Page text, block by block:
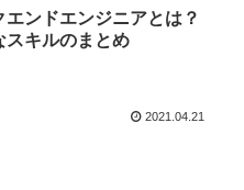
エンドエンジニアとは？
スキルのまとめ
2021.04.21